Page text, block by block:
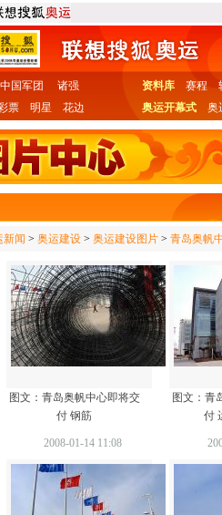
中国军团
诸强
票 明星 花边
资料库 赛程
奥运开幕式
奥
新闻 > 奥运建设 > 奥运建设图片 > 青岛奥帆
图文：青岛奥帆中心即将交
付 钢筋
2008-01-14 11:08
图文：青
付